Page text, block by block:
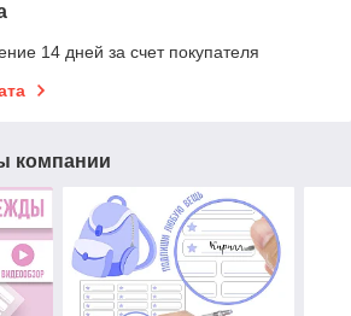
14 дней за счет покупателя
компании